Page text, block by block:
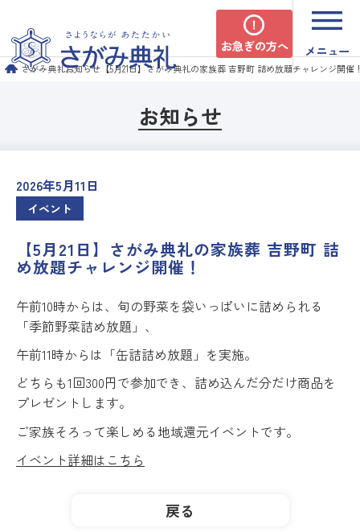
お急ぎの方へ メニュー
さがみ典礼お知らせ 【5月21日】さがみ典礼の家族葬 吉野町 詰め放題チャレンジ開催
お知らせ
2026年5月11日
イベント
【5月21日】さがみ典礼の家族葬 吉野町 詰
め放題チャレンジ開催！
午前10時からは、旬の野菜を袋いっぱいに詰められる
「季節野菜詰め放題」、
午前11時からは「缶詰詰め放題」を実施。
どちらも1回300円で参加でき、詰め込んだ分だけ商品を
プレゼントします。
ご家族そろって楽しめる地域還元イベントです。
イベント詳細はこちら
戻る